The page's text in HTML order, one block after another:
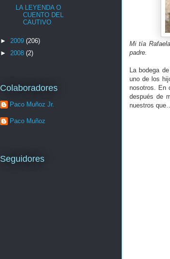
Mi tía
padre.
La bodega
uno de los
nosotros. En
después de
nuestros
LA LEYENDA O
CUENTO DEL
CAUTIVO
► 2009 (206)
► 2008 (2)
Colaboradores
Paco Muñoz Jr.
Paco Muñoz
Seguidores